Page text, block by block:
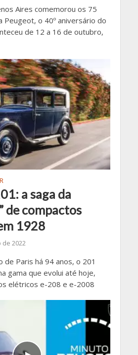
Aires comemorou os 75
Peugeot, o 40º aniversário do
de 12 a 16 de outubro,
a saga da
de compactos
1928
2022
de Paris há 94 anos, o 201
gama que evolui até hoje,
elétricos e-208 e e-2008